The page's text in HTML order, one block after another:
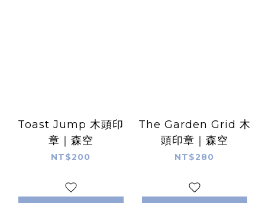
Toast Jump 木頭印
章｜森空
NT$200
The Garden Grid 木
頭印章｜森空
NT$280